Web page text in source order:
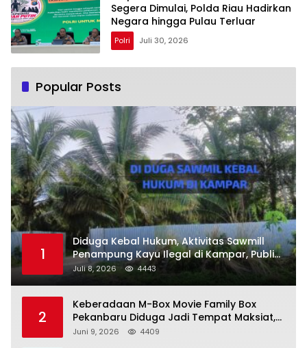
Segera Dimulai, Polda Riau Hadirkan
Negara hingga Pulau Terluar
Polri Juli 30, 2026
Popular Posts
1
Diduga Kebal Hukum, Aktivitas Sawmill
Penampung Kayu Ilegal di Kampar, Publik
Soroti Komitmen Penegakan Hukum Polres
Kampar
Juli 8, 2026 4443
2
Keberadaan M-Box Movie Family Box
Pekanbaru Diduga Jadi Tempat Maksiat,
Warga Resah Minta Pemerintah Lakukan
Juni 9, 2026 4409